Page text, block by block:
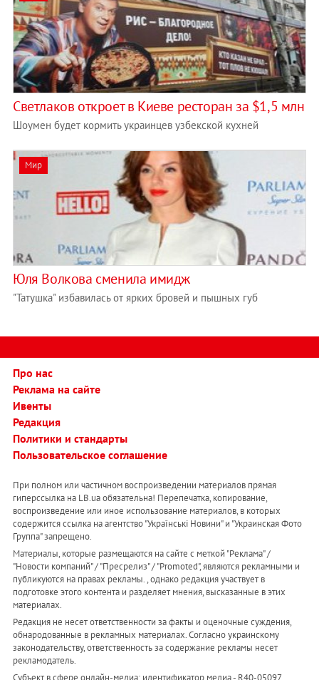
Светлаков откроет в Киеве ресторан за $1,5 млн
Шоумен будет кормить украинцев узбекской кухней
Мир
Юля Волкова сменила имидж
"Татушка" избавилась от ярких бровей и пышных губ
Про нас
Реклама на сайте
Ивенты
Редакция
Политики и стандарты
Пользовательское соглашение
При полном или частичном воспроизведении материалов прямая
гиперссылка на LB.ua обязательна! Перепечатка, копирование,
воспроизведение или иное использование материалов, в которых
содержится ссылка на агентство "Українськi Новини" и "Украинская Фото
Группа" запрещено.
Материалы, которые размещаются на сайте с меткой "Реклама" /
"Новости компаний" / "Пресрелиз" / "Promoted", являются рекламными и
публикуются на правах рекламы. , однако редакция участвует в
подготовке этого контента и разделяет мнения, высказанные в этих
материалах.
Редакция не несет ответственности за факты и оценочные суждения,
обнародованные в рекламных материалах. Согласно украинскому
законодательству, ответственность за содержание рекламы несет
рекламодатель.